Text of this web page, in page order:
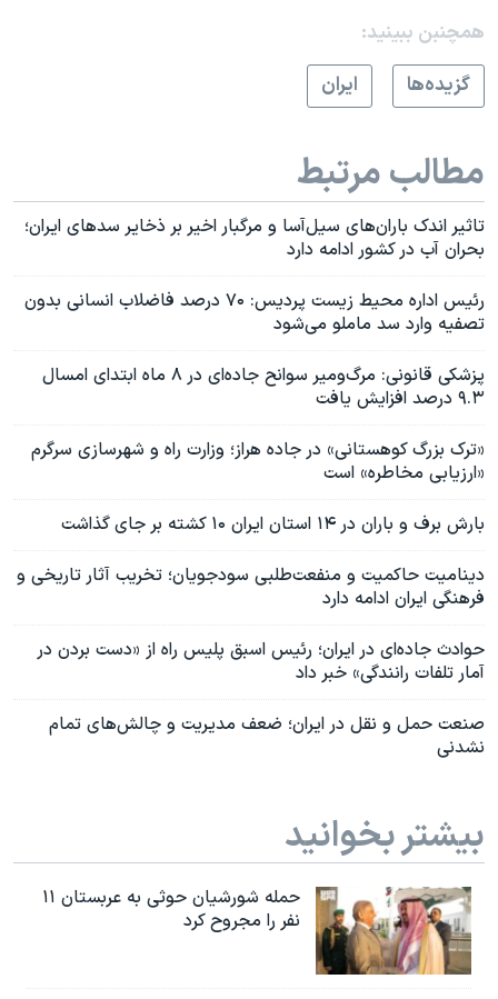
همچنبن ببینید:
گزيده‌ها
ايران
مطالب مرتبط
تاثیر اندک باران‌های سیل‌آسا و مرگبار اخیر بر ذخایر سدهای ایران؛
بحران آب در کشور ادامه دارد
رئیس اداره محیط زیست پردیس: ۷۰ درصد فاضلاب انسانی بدون
تصفیه وارد سد ماملو می‌شود
پزشکی قانونی: مرگ‌ومیر سوانح جاده‌ای در ۸ ماه ابتدای امسال
۹.۳ درصد افزایش یافت
«ترک بزرگ کوهستانی» در جاده هراز؛ وزارت راه و شهرسازی سرگرم
«ارزیابی مخاطره» است
بارش برف و باران در ۱۴ استان ایران ۱۰ کشته بر جای گذاشت
دینامیت‌ حاکمیت و منفعت‌طلبی سودجویان؛ تخریب آثار تاریخی و
فرهنگی ایران ادامه دارد
حوادث جاده‌ای در ایران؛ رئیس اسبق پلیس راه از «دست بردن در
آمار تلفات رانندگی» خبر داد
صنعت حمل و نقل در ایران؛ ضعف مدیریت و چالش‌های تمام‌
نشدنی
بیشتر بخوانید
حمله شورشیان حوثی به عربستان ۱۱
نفر را مجروح کرد